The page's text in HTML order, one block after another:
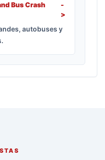
Bus Crash
-
>
autobuses y